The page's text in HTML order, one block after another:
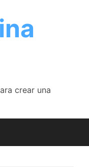
crear una